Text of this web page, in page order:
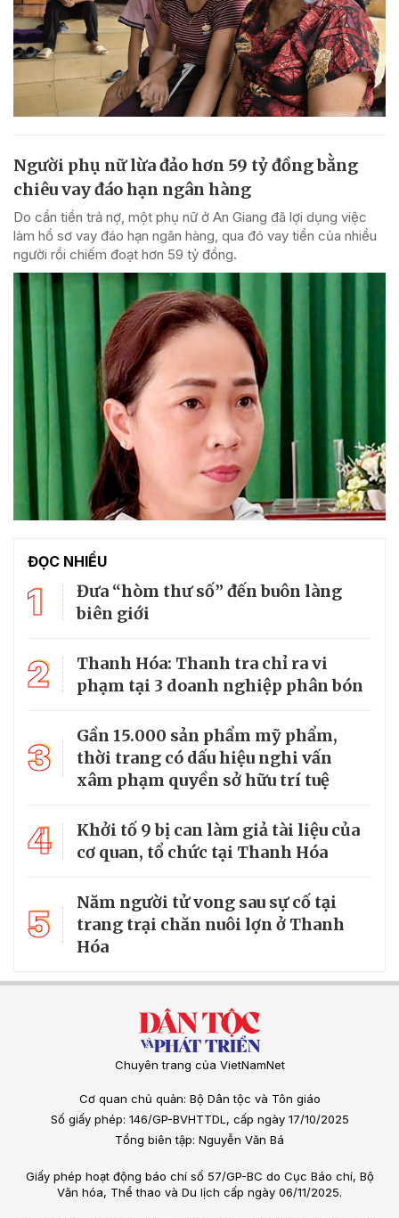
Người phụ nữ lừa đảo hơn 59 tỷ đồng bằng
chiêu vay đáo hạn ngân hàng
Do cần tiền trả nợ, một phụ nữ ở An Giang đã lợi dụng việc
làm hồ sơ vay đáo hạn ngân hàng, qua đó vay tiền của nhiều
người rồi chiếm đoạt hơn 59 tỷ đồng.
ĐỌC NHIỀU
1
Đưa “hòm thư số” đến buôn làng
biên giới
2
Thanh Hóa: Thanh tra chỉ ra vi
phạm tại 3 doanh nghiệp phân bón
3
Gần 15.000 sản phẩm mỹ phẩm,
thời trang có dấu hiệu nghi vấn
xâm phạm quyền sở hữu trí tuệ
4
Khởi tố 9 bị can làm giả tài liệu của
cơ quan, tổ chức tại Thanh Hóa
5
Năm người tử vong sau sự cố tại
trang trại chăn nuôi lợn ở Thanh
Hóa
Chuyên trang của VietNamNet
Cơ quan chủ quản: Bộ Dân tộc và Tôn giáo
Số giấy phép: 146/GP-BVHTTDL, cấp ngày 17/10/2025
Tổng biên tập: Nguyễn Văn Bá
Giấy phép hoạt động báo chí số 57/GP-BC do Cục Báo chí, Bộ
Văn hóa, Thể thao và Du lịch cấp ngày 06/11/2025.